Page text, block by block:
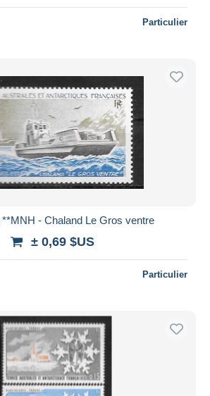
Particulier
**MNH - Chaland Le Gros ventre
± 0,69 $US
Particulier